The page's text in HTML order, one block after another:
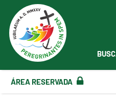
ÁREA RESERVADA